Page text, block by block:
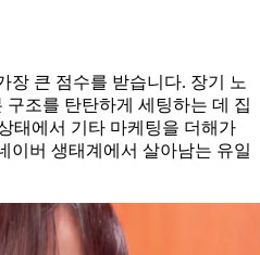
장 큰 점수를 받습니다. 장기 노
조를 탄탄하게 세팅하는 데 집
태에서 기타 마케팅을 더해가
버 생태계에서 살아남는 유일